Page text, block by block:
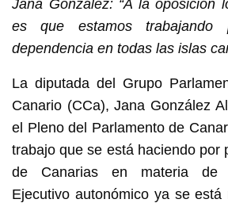
Jana González: “A la oposición
es que estamos trabajando
dependencia en todas las islas
La diputada del Grupo
Canario (CCa), Jana González
el Pleno del Parlamento de
trabajo que se está haciendo por
de Canarias en materia de
Ejecutivo autonómico ya se